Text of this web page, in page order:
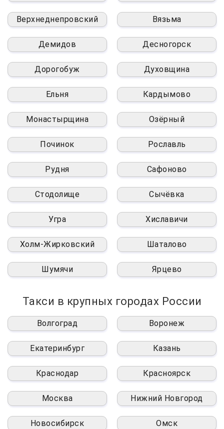
Верхнеднепровский Вязьма
Демидов Десногорск
Дорогобуж Духовщина
Ельня Кардымово
Монастырщина Озёрный
Починок Рославль
Рудня Сафоново
Стодолище Сычёвка
Угра Хиславичи
Холм-Жирковский Шаталово
Шумячи Ярцево
Такси в крупных городах России
Волгоград Воронеж
Екатеринбург Казань
Краснодар Красноярск
Москва Нижний Новгород
Новосибирск Омск